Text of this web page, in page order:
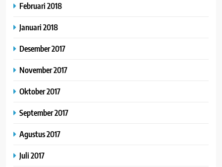
Februari 2018
Januari 2018
Desember 2017
November 2017
Oktober 2017
September 2017
Agustus 2017
Juli 2017